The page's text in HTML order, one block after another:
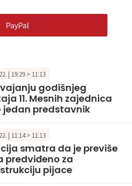
PayPal
| 19:29 > 11:13
godišnjeg
11. Mesnih zajednica
jedan predstavnik
| 11:14 > 11:13
smatra da je previše
predviđeno za
pijace